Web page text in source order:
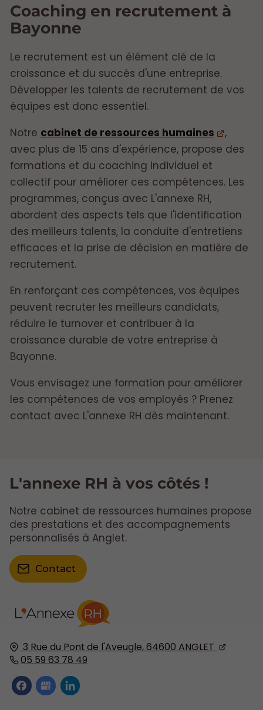
Coaching en recrutement à
Bayonne
Le recrutement est un élément clé de la
croissance et du succès d'une entreprise.
Développer les talents de recrutement de vos
équipes est donc essentiel.
Notre cabinet de ressources humaines
,
avec plus de 15 ans d'expérience, propose des
formations et du coaching individuel et
collectif pour améliorer ces compétences. Les
programmes, conçus avec L'annexe RH,
abordent des aspects tels que l'identification
des meilleurs talents, la conduite d'entretiens
efficaces et la prise de décision en matière de
recrutement.
En renforçant ces compétences, vos équipes
peuvent recruter les meilleurs candidats,
réduire le turnover et contribuer à la
croissance durable de votre entreprise à
Bayonne.
Vous envisagez une formation pour améliorer
les compétences de vos employés ? Prenez
contact avec L'annexe RH dès maintenant.
3 Rue du Pont de l'Aveugle,64600 ANGLET
05 59 63 78 49
L'annexe RH à vos côtés !
Notre cabinet de ressources humaines propose
des prestations et des accompagnements
personnalisés à Anglet.
Contact